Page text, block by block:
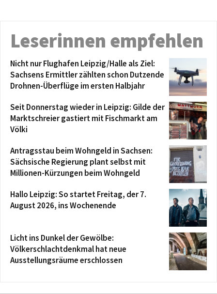
Leserinnen empfehlen
Nicht nur Flughafen Leipzig/Halle als Ziel:
Sachsens Ermittler zählten schon Dutzende
Drohnen-Überflüge im ersten Halbjahr
Seit Donnerstag wieder in Leipzig: Gilde der
Marktschreier gastiert mit Fischmarkt am
Völki
Antragsstau beim Wohngeld in Sachsen:
Sächsische Regierung plant selbst mit
Millionen-Kürzungen beim Wohngeld
Hallo Leipzig: So startet Freitag, der 7.
August 2026, ins Wochenende
Licht ins Dunkel der Gewölbe:
Völkerschlachtdenkmal hat neue
Ausstellungsräume erschlossen